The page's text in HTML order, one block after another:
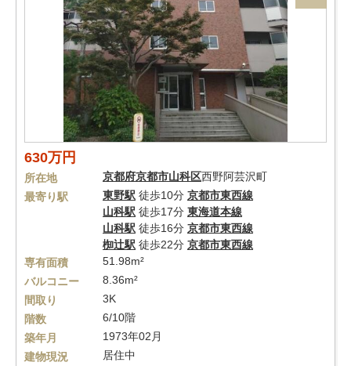
630万円
所在地 京都府京都市山科区西野阿芸沢町
最寄り駅
東野駅 徒歩10分 京都市東西線
山科駅 徒歩17分 東海道本線
山科駅 徒歩16分 京都市東西線
椥辻駅 徒歩22分 京都市東西線
専有面積
51.98m²
バルコニー
8.36m²
間取り
3K
階数
6/10階
築年月
1973年02月
建物現況
居住中